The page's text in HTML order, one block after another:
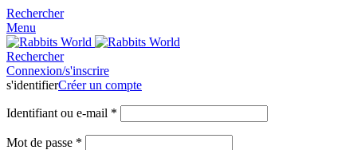
Rechercher
Menu
Rechercher
Connexion/s'inscrire
s'identifierCréer un compte
Identifiant ou e-mail *
Mot de passe *